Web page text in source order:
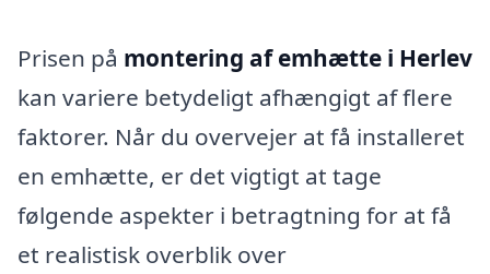
Prisen på montering af emhætte i Herlev
kan variere betydeligt afhængigt af flere
faktorer. Når du overvejer at få installeret
en emhætte, er det vigtigt at tage
følgende aspekter i betragtning for at få
et realistisk overblik over